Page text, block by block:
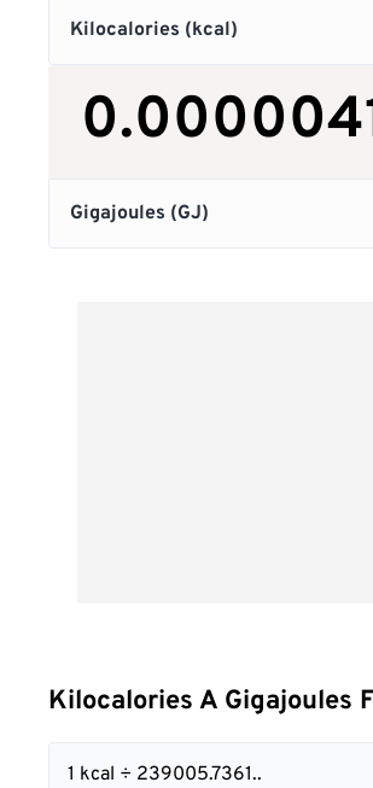
Kilocalories A Gigajoules
1 kcal ÷ 239005.7361..